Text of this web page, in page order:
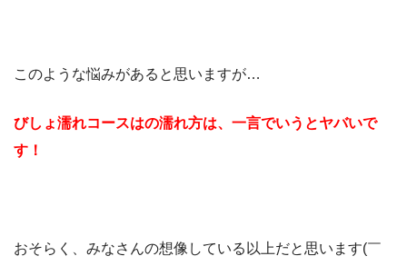
このような悩みがあると思いますが…
びしょ濡れコースはの濡れ方は、一言でいうとヤバいで
す！
おそらく、みなさんの想像している以上だと思います(￣